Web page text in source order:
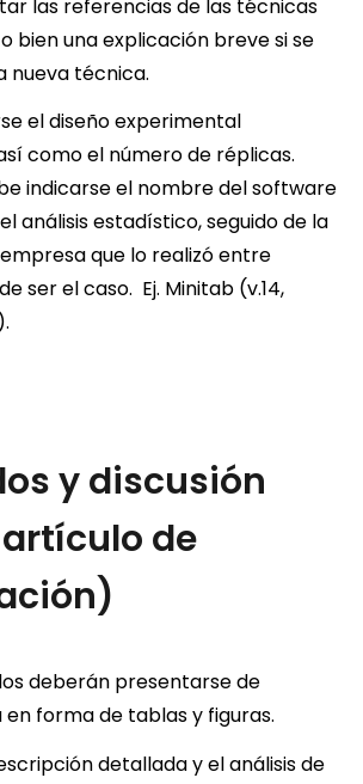
las referencias de las técnicas
bien una explicación breve si se
nueva técnica.
el diseño experimental
como el número de réplicas.
indicarse el nombre del software
análisis estadístico, seguido de la
que lo realizó entre
ser el caso. Ej. Minitab (v.14,
y discusión
de
deberán presentarse de
forma de tablas y figuras.
detallada y el análisis de